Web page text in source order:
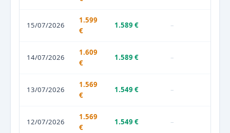
15/07/2026
1.599
€
1.589 € –
14/07/2026
1.609
€
1.589 € –
13/07/2026
1.569
€
1.549 € –
12/07/2026
1.569
€
1.549 € –